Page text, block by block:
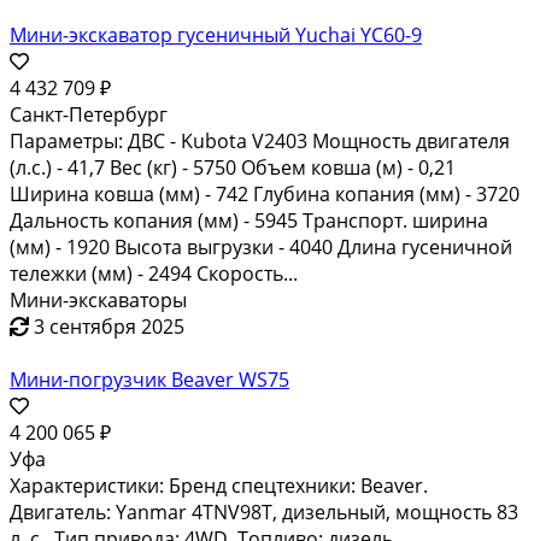
Мини-экскаватор гусеничный Yuchai YC60-9
4 432 709 ₽
Санкт-Петербург
Параметры: ДВС - Kubota V2403 Мощность двигателя
(л.с.) - 41,7 Вес (кг) - 5750 Объем ковша (м) - 0,21
Ширина ковша (мм) - 742 Глубина копания (мм) - 3720
Дальность копания (мм) - 5945 Транспорт. ширина
(мм) - 1920 Высота выгрузки - 4040 Длина гусеничной
тележки (мм) - 2494 Скорость...
Мини-экскаваторы
3 сентября 2025
Мини-погрузчик Beaver WS75
4 200 065 ₽
Уфа
Характеристики: Бренд спецтехники: Beaver.
Двигатель: Yanmar 4TNV98T, дизельный, мощность 83